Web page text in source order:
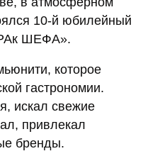
10-й юбилейный
ШЕФА».
которое
гастрономии.
искал свежие
привлекал
бренды.